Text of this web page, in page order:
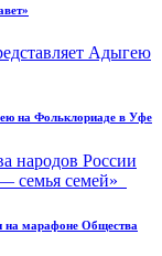
на Фольклориаде в Уфе
на марафоне Общества